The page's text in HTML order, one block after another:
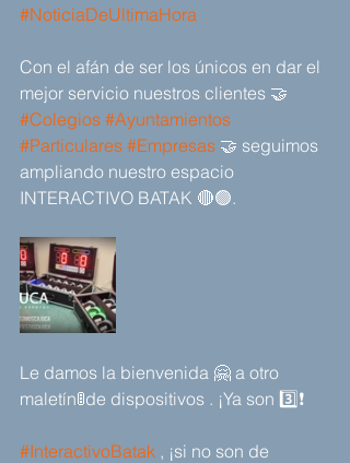
#NoticiaDeUltimaHora
Con el afán de ser los únicos en dar el
mejor servicio nuestros clientes 🤝
#Colegios #Ayuntamientos
#Particulares #Empresas 🤝 seguimos
ampliando nuestro espacio
INTERACTIVO BATAK 🔴🟢.
Le damos la bienvenida 🤗 a otro
maletín🚦de dispositivos . ¡Ya son 3️⃣❗
#InteractivoBatak , ¡si no son de